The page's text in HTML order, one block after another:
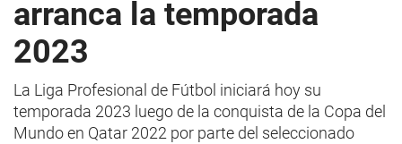
arranca la temporada
2023
La Liga Profesional de Fútbol iniciará hoy su
temporada 2023 luego de la conquista de la Copa del
Mundo en Qatar 2022 por parte del seleccionado